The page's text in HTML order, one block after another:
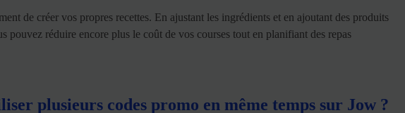
de créer vos propres recettes. En ajustant les ingrédients et en ajoutant des produits
pouvez réduire encore plus le coût de vos courses tout en planifiant des repas
plusieurs codes promo en même temps sur Jow ?